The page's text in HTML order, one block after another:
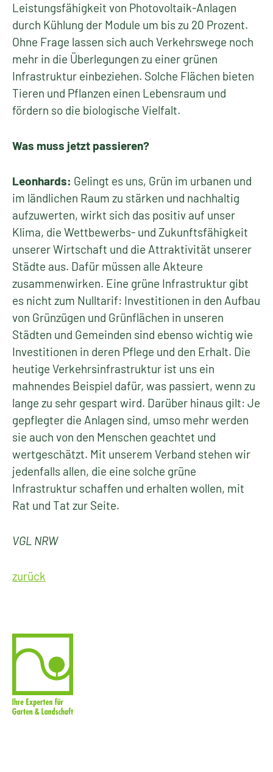
Leistungsfähigkeit von Photovoltaik-Anlagen
durch Kühlung der Module um bis zu 20 Prozent.
Ohne Frage lassen sich auch Verkehrswege noch
mehr in die Überlegungen zu einer grünen
Infrastruktur einbeziehen. Solche Flächen bieten
Tieren und Pflanzen einen Lebensraum und
fördern so die biologische Vielfalt.
Was muss jetzt passieren?
Leonhards: Gelingt es uns, Grün im urbanen und
im ländlichen Raum zu stärken und nachhaltig
aufzuwerten, wirkt sich das positiv auf unser
Klima, die Wettbewerbs- und Zukunftsfähigkeit
unserer Wirtschaft und die Attraktivität unserer
Städte aus. Dafür müssen alle Akteure
zusammenwirken. Eine grüne Infrastruktur gibt
es nicht zum Nulltarif: Investitionen in den Aufbau
von Grünzügen und Grünflächen in unseren
Städten und Gemeinden sind ebenso wichtig wie
Investitionen in deren Pflege und den Erhalt. Die
heutige Verkehrsinfrastruktur ist uns ein
mahnendes Beispiel dafür, was passiert, wenn zu
lange zu sehr gespart wird. Darüber hinaus gilt: Je
gepflegter die Anlagen sind, umso mehr werden
sie auch von den Menschen geachtet und
wertgeschätzt. Mit unserem Verband stehen wir
jedenfalls allen, die eine solche grüne
Infrastruktur schaffen und erhalten wollen, mit
Rat und Tat zur Seite.
VGL NRW
zurück